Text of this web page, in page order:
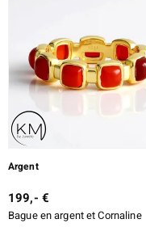
Argent
199,- €
Bague en argent et Cornaline